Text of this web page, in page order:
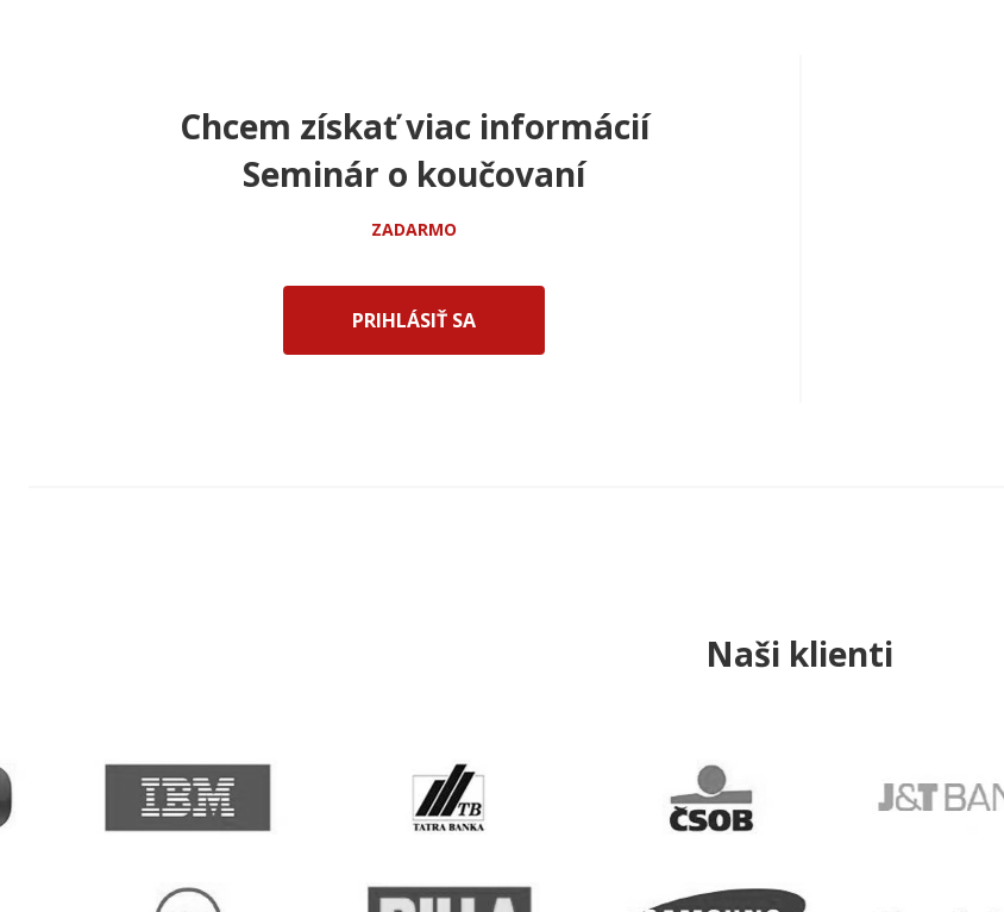
Chcem získať viac informácií
Seminár o koučovaní
ZADARMO
PRIHLÁSIŤ SA
Naši klienti